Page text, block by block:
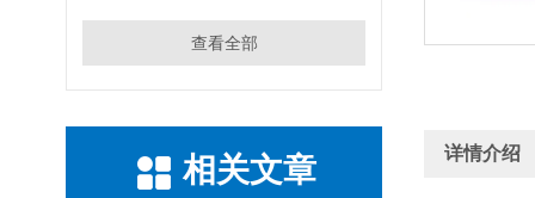
查看全部
相关文章 详情介绍